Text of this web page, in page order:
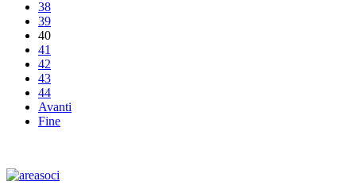
38
39
40
41
42
43
44
Avanti
Fine